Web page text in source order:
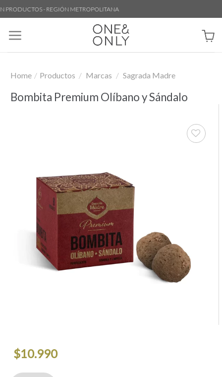
Skip
to
content
- REGIÓN METROPOLITANA
Home / Productos / Marcas / Sagrada Madre
Bombita Premium Olíbano y Sándalo
$10.990